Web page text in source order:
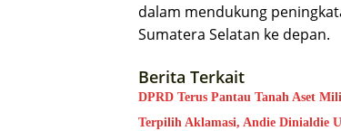
dalam mendukung
Sumatera Selatan ke depan.
Berita Terkait
DPRD Terus Pantau Tanah Aset
Terpilih Aklamasi, Andie Dinialdie